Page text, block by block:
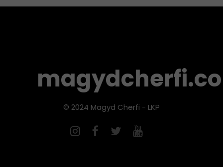
© 2024 Magyd Cherfi - LKP